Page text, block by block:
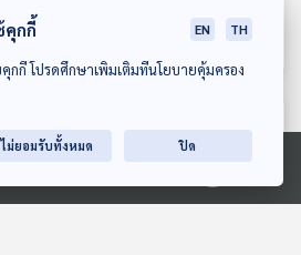
สาธารณะแห่งประเทศไทย
ง
คุกกี้ EN TH
คุกกี้ โปรดศึกษาเพิ่มเติมที่นโยบายคุ้มครอง
ไม่ยอมรับทั้งหมด ปิด